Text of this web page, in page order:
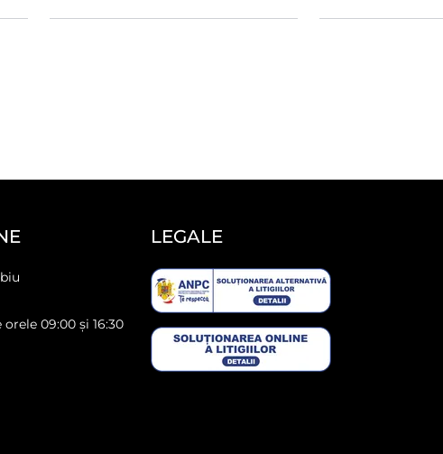
09:00 și 16:30
LEGALE